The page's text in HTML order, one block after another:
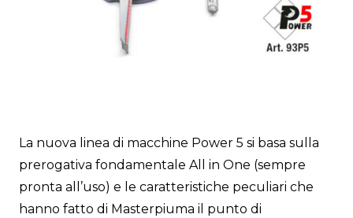
La nuova linea di macchine Power 5 si basa sulla
prerogativa fondamentale All in One (sempre
pronta all’uso) e le caratteristiche peculiari che
hanno fatto di Masterpiuma il punto di